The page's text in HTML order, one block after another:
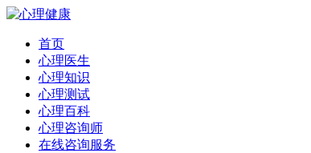
首页
心理医生
心理知识
心理测试
心理百科
心理咨询师
在线咨询服务